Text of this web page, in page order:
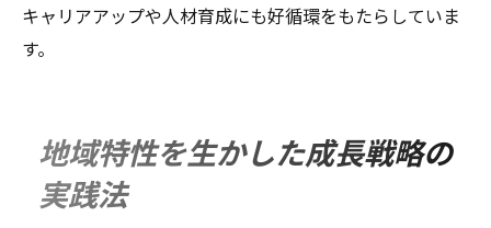
キャリアアップや人材育成にも好循環をもたらしていま
す。
地域特性を生かした成長戦略の
実践法